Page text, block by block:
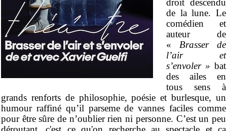
droit descendu
de la lune. Le
comédien et
auteur de
« Brasser de
l’air
et
s’envoler » bat
des ailes en
tous sens à
grands renforts de philosophie, poésie et burlesque, un
humour raffiné qu’il parseme de vannes faciles comme
pour être sûre de n’oublier rien ni personne. C’est un peu